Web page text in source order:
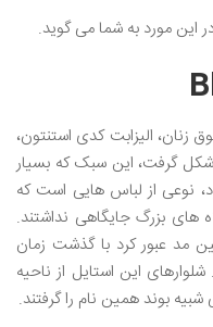
مورد به شما می گوید.
الیزابت کدی استنتون،
شکل گرفت، این سبک که بسیار
نوعی از لباس هایی است که
های بزرگ جایگاهی نداشتند.
مد عبور کرد با گذشت زمان
این استایل از ناحیه
بوند همین نام را گرفتند.